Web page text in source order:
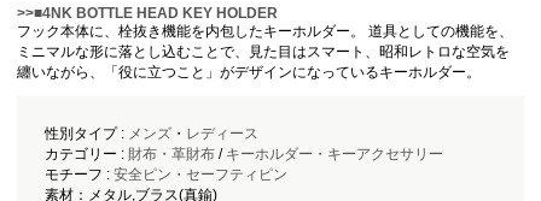
>>■4NK BOTTLE HEAD KEY HOLDER
フック本体に、栓抜き機能を内包したキーホルダー。 道具としての機能を、
ミニマルな形に落とし込むことで、見た目はスマート、昭和レトロな空気を
纏いながら、「役に立つこと」がデザインになっているキーホルダー。
性別タイプ : メンズ・ レディース
カテゴリー : 財布・革財布/ キーホルダー・キーアクセサリー
モチーフ : 安全ピン・セーフティピン
素材：メタル,ブラス(真鍮)